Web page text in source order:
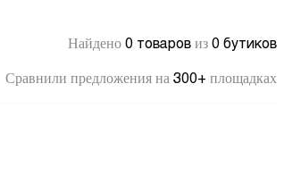
Найдено 0 товаров из 0 бутиков
Сравнили предложения на 300+ площадках